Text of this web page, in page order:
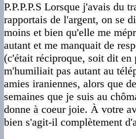
P.P.P.P.S Lorsque j'avais du
rapportais de l'argent, on se
moins et bien qu'elle me
autant et me manquait de
(c'était réciproque, soit dit en
m'humiliait pas autant au
amies iraniennes, alors que
semaines que je suis au
donne à coeur joie. À votre
bien s'agit-il complètement